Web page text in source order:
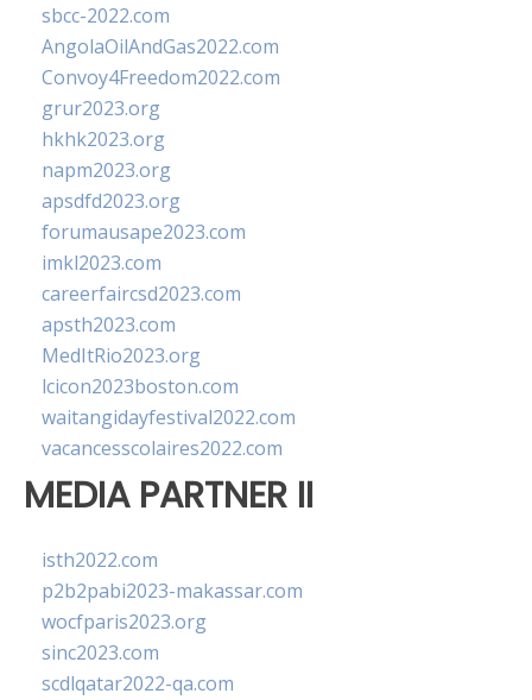
sbcc-2022.com
AngolaOilAndGas2022.com
Convoy4Freedom2022.com
grur2023.org
hkhk2023.org
napm2023.org
apsdfd2023.org
forumausape2023.com
imkl2023.com
careerfaircsd2023.com
apsth2023.com
MedItRio2023.org
lcicon2023boston.com
waitangidayfestival2022.com
vacancesscolaires2022.com
MEDIA PARTNER II
isth2022.com
p2b2pabi2023-makassar.com
wocfparis2023.org
sinc2023.com
scdlqatar2022-qa.com